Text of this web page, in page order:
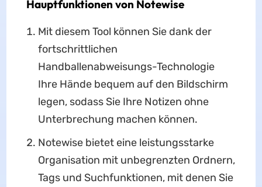
Hauptfunktionen von Notewise
Mit diesem Tool können Sie dank der
fortschrittlichen
Handballenabweisungs-Technologie
Ihre Hände bequem auf den Bildschirm
legen, sodass Sie Ihre Notizen ohne
Unterbrechung machen können.
Notewise bietet eine leistungsstarke
Organisation mit unbegrenzten Ordnern,
Tags und Suchfunktionen, mit denen Sie